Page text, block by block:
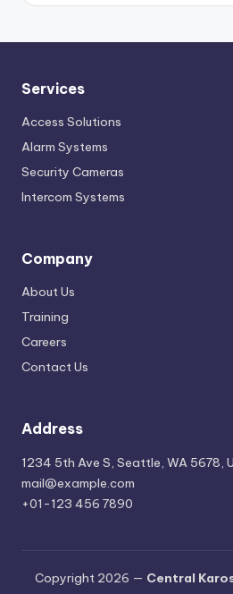
Services
Access Solutions
Alarm Systems
Security Cameras
Intercom Systems
Company
About Us
Training
Careers
Contact Us
Address
1234 5th Ave S, Seattle, WA 5678,
mail@example.com
+01-123 456 7890
Copyright 2026 — Central